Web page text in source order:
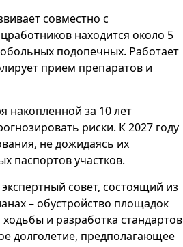
совместно с
находится около 5
подопечных. Работает
прием препаратов и
накопленной за 10 лет
риски. К 2027 году
не дожидаясь их
паспортов участков.
совет, состоящий из
– обустройство площадок
и разработка стандартов
долголетие, предполагающее